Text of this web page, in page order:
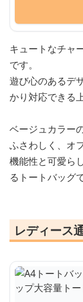
キュートなチャ
です。
遊び心のあるデ
かり対応できる
ベージュカラー
ふさわしく、オ
機能性と可愛ら
るトートバッグで
レディース